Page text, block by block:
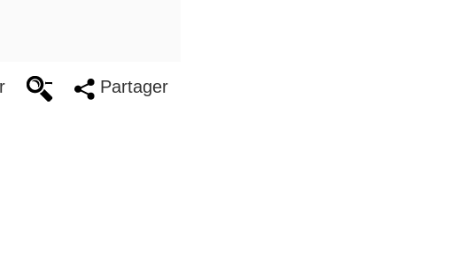
Partager